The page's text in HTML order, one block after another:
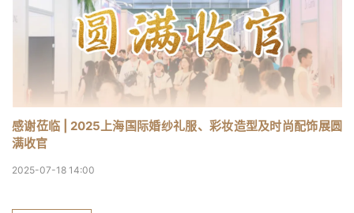
感谢莅临 | 2025上海国际婚纱礼服、彩妆造型及时尚配饰展圆
满收官
2025-07-18 14:00